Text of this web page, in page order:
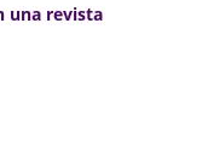
una revista